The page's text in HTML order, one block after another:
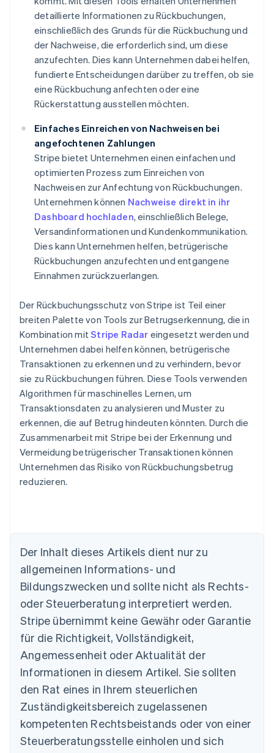
detaillierte Informationen zu Rückbuchungen,
einschließlich des Grunds für die Rückbuchung und
der Nachweise, die erforderlich sind, um diese
anzufechten. Dies kann Unternehmen dabei helfen,
fundierte Entscheidungen darüber zu treffen, ob sie
eine Rückbuchung anfechten oder eine
Rückerstattung ausstellen möchten.
Einfaches Einreichen von Nachweisen bei
angefochtenen Zahlungen
Stripe bietet Unternehmen einen einfachen und
optimierten Prozess zum Einreichen von
Nachweisen zur Anfechtung von Rückbuchungen.
Unternehmen können Nachweise direkt in ihr
Dashboard hochladen, einschließlich Belege,
Versandinformationen und Kundenkommunikation.
Dies kann Unternehmen helfen, betrügerische
Rückbuchungen anzufechten und entgangene
Einnahmen zurückzuerlangen.
Der Rückbuchungsschutz von Stripe ist Teil einer
breiten Palette von Tools zur Betrugserkennung, die in
Kombination mitStripe Radar eingesetzt werden und
Unternehmen dabei helfen können, betrügerische
Transaktionen zu erkennen und zu verhindern, bevor
sie zu Rückbuchungen führen. Diese Tools verwenden
Algorithmen für maschinelles Lernen, um
Transaktionsdaten zu analysieren und Muster zu
erkennen, die auf Betrug hindeuten könnten. Durch die
Zusammenarbeit mit Stripe bei der Erkennung und
Vermeidung betrügerischer Transaktionen können
Unternehmen das Risiko von Rückbuchungsbetrug
reduzieren.
Der Inhalt dieses Artikels dient nur zu
allgemeinen Informations- und
Bildungszwecken und sollte nicht als Rechts-
oder Steuerberatung interpretiert werden.
Stripe übernimmt keine Gewähr oder Garantie
für die Richtigkeit, Vollständigkeit,
Angemessenheit oder Aktualität der
Informationen in diesem Artikel. Sie sollten
den Rat eines in Ihrem steuerlichen
Zuständigkeitsbereich zugelassenen
kompetenten Rechtsbeistands oder von einer
Steuerberatungsstelle einholen und sich
English
Belgien
Nederlands Français Deutsch English
Brasilien
PortuguêsEnglish
Bulgarien
Dänemark
English
Deutschland
Deutsch English
Estland
English
Festlandchina
简体中文 English
Finnland